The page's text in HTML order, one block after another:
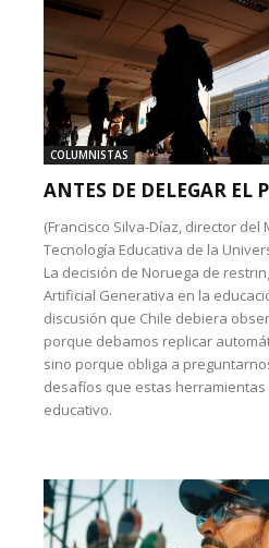
COLUMNISTAS
ANTES DE DELEGAR EL
(Francisco Silva-Díaz, director
Tecnología Educativa de la
La decisión de Noruega de
Artificial Generativa en la
discusión que Chile debiera
porque debamos replicar
sino porque obliga a
desafíos que estas
educativo.